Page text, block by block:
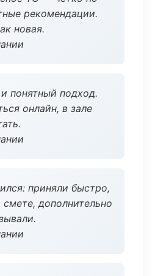
рекомендации.
новая.
понятный подход.
онлайн, в зале
приняли быстро,
дополнительно